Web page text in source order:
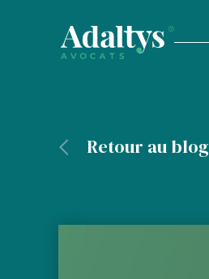
Retour au blog